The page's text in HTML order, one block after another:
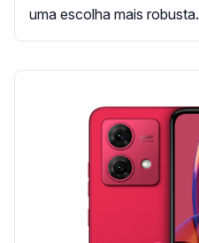
uma escolha mais robusta.